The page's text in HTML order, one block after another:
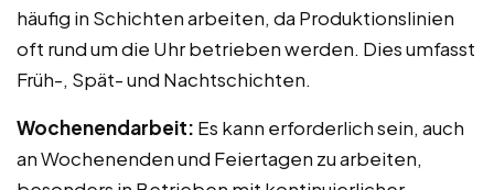
häufig in Schichten arbeiten, da Produktionslinien
oft rund um die Uhr betrieben werden. Dies umfasst
Früh-, Spät- und Nachtschichten.
Wochenendarbeit: Es kann erforderlich sein, auch
an Wochenenden und Feiertagen zu arbeiten,